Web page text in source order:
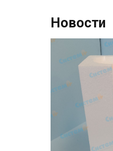
Новости